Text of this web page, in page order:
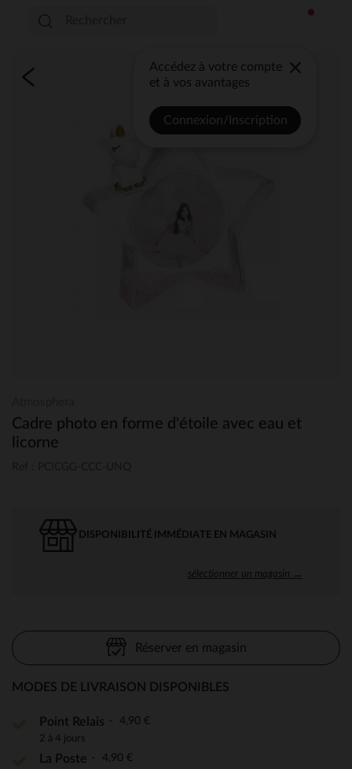
Accédez à votre compte
et à vos avantages
Connexion/Inscription
Cadre photo en forme d'étoile avec eau et
licorne
DISPONIBILITÉ IMMÉDIATE EN MAGASIN
sélectionner un magasin →
Réserver en magasin
MODES DE LIVRAISON DISPONIBLES
Point Relais 4,90 €
2 à 4 jours
La Poste 4,90 €